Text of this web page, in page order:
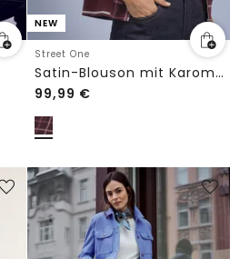
NEW
Street One
Satin-Blouson mit Karomuster
99,99 €